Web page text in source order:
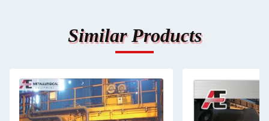
Similar Products